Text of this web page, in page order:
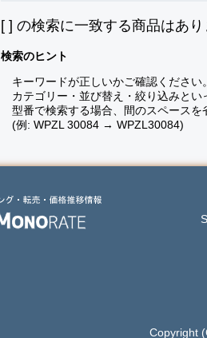
[ ] の検索に一致する商品はあり
検索のヒント
キーワードが正しいかご確認ください。
カテゴリー・並び替え・絞り込みとい
型番で検索する場合、間のスペースを
(例: WPZL 30084 → WPZL30084)
Copyright